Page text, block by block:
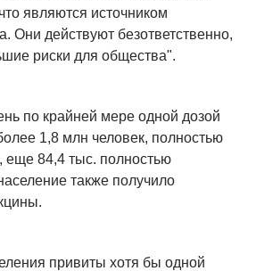
являются источником
Они действуют безответственно,
риски для общества".
по крайней мере одной дозой
1,8 млн человек, полностью
еще 84,4 тыс. полностью
также получило
привиты хотя бы одной